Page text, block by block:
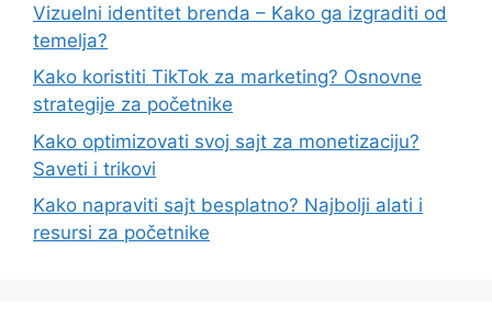
Vizuelni identitet brenda – Kako ga izgraditi od
temelja?
Kako koristiti TikTok za marketing? Osnovne
strategije za početnike
Kako optimizovati svoj sajt za monetizaciju?
Saveti i trikovi
Kako napraviti sajt besplatno? Najbolji alati i
resursi za početnike